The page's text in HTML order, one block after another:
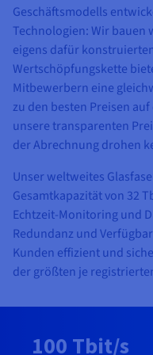
Geschäftsmodells
Technologien: Wir bauen
eigens dafür
Wertschöpfungskette
Mitbewerbern eine
zu den besten Preisen
unsere transparenten
der Abrechnung drohen
Unser weltweites
Gesamtkapazität von 32
Echtzeit-Monitoring und
Redundanz und
Kunden effizient und
der größten je
100 Tbit/s